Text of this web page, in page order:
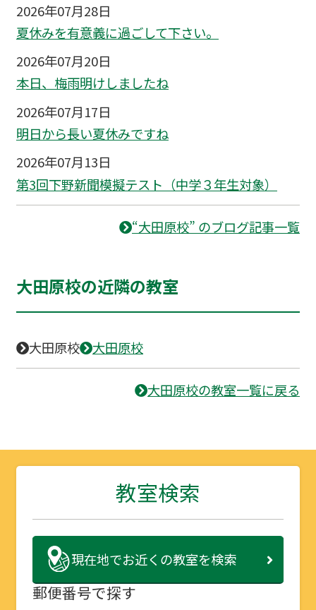
2026年07月28日
夏休みを有意義に過ごして下さい。
2026年07月20日
本日、梅雨明けしましたね
2026年07月17日
明日から長い夏休みですね
2026年07月13日
第3回下野新聞模擬テスト（中学３年生対象）
“大田原校” のブログ記事一覧
大田原校の近隣の教室
大田原校 大田原校
大田原校の教室一覧に戻る
教室検索
現在地でお近くの教室を検索
郵便番号で探す